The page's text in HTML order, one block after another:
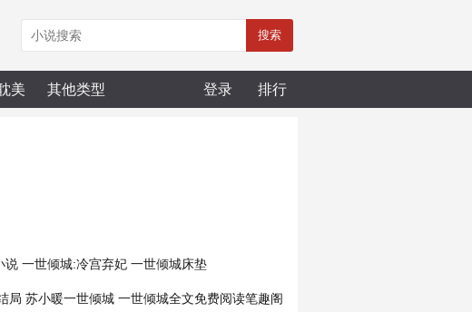
搜索
美 其他类型 登录 排行
说 一世倾城:冷宫弃妃 一世倾城床垫
局 苏小暖一世倾城 一世倾城全文免费阅读笔趣阁